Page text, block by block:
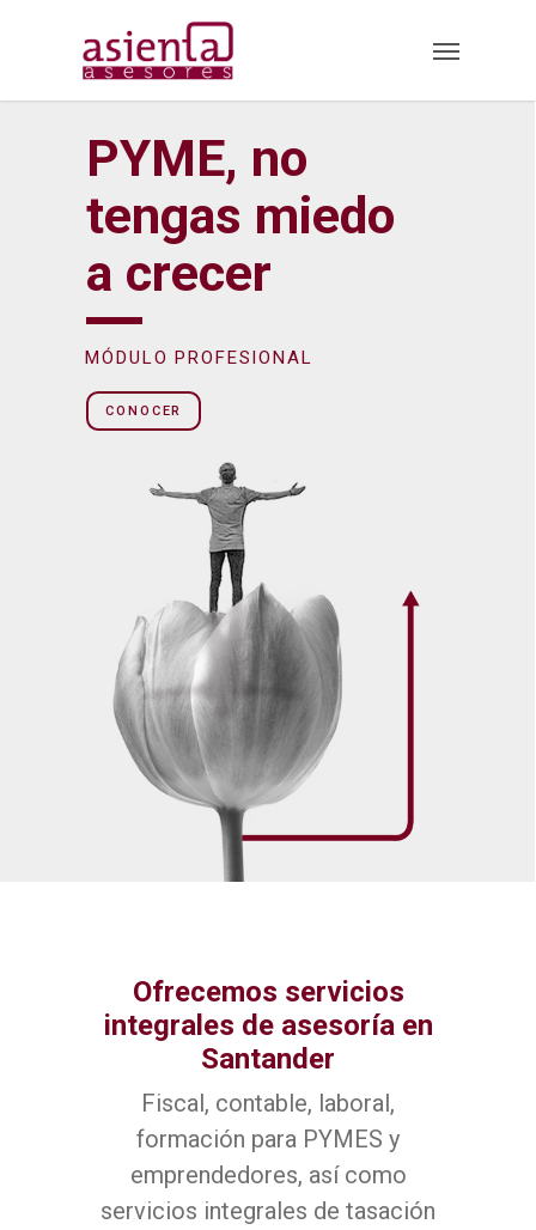
PYME, no
tengas miedo
a crecer
MÓDULO PROFESIONAL
CONOCER
Ofrecemos servicios
integrales de asesoría en
Santander
Fiscal, contable, laboral,
formación para PYMES y
emprendedores, así como
servicios integrales de tasación